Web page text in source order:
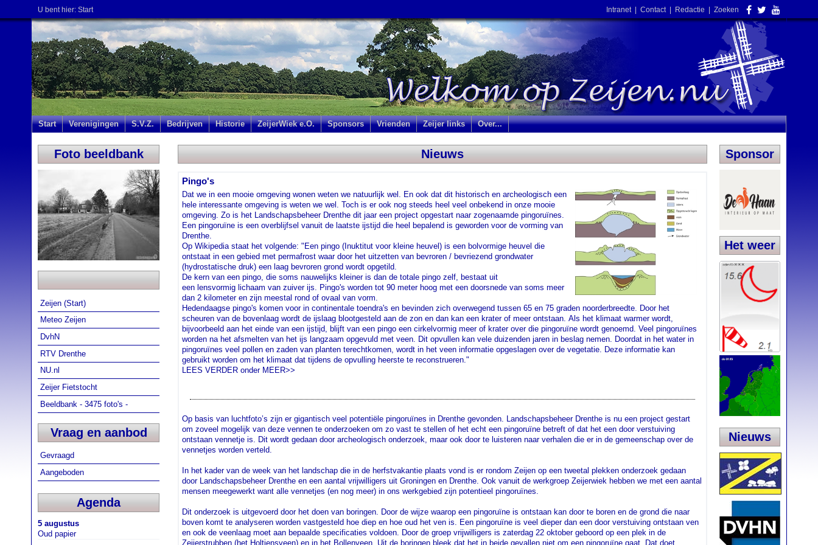
U bent hier: Start Intranet| Contact| Redactie Zoeken
Start Verenigingen S.V.Z. Bedrijven Historie ZeijerWiek e.O. Sponsors Vrienden Zeijer links Over...
Foto beeldbank
Zeijen (Start)
Meteo Zeijen
DvhN
RTV Drenthe
NU.nl
Zeijer Fietstocht
Beeldbank - 3475 foto's -
Vraag en aanbod
Gevraagd
Aangeboden
Agenda
5 augustus
Oud papier
Sponsor
Het weer
Nieuws
Nieuws
Pingo's
Dat we in een mooie omgeving wonen weten we natuurlijk wel. En ook dat dit historisch en archeologisch een
hele interessante omgeving is weten we wel. Toch is er ook nog steeds heel veel onbekend in onze mooie
omgeving. Zo is het Landschapsbeheer Drenthe dit jaar een project opgestart naar zogenaamde pingoruïnes.
Een pingoruïne is een overblijfsel vanuit de laatste ijstijd die heel bepalend is geworden voor de vorming van
Drenthe.
Op Wikipedia staat het volgende: "Een pingo (Inuktitut voor kleine heuvel) is een bolvormige heuvel die
ontstaat in een gebied met permafrost waar door het uitzetten van bevroren / bevriezend grondwater
(hydrostatische druk) een laag bevroren grond wordt opgetild.
De kern van een pingo, die soms nauwelijks kleiner is dan de totale pingo zelf, bestaat uit
een lensvormig lichaam van zuiver ijs. Pingo's worden tot 90 meter hoog met een doorsnede van soms meer
dan 2 kilometer en zijn meestal rond of ovaal van vorm.
Hedendaagse pingo's komen voor in continentale toendra's en bevinden zich overwegend tussen 65 en 75 graden noorderbreedte. Door het
scheuren van de bovenlaag wordt de ijslaag blootgesteld aan de zon en dan kan een krater of meer ontstaan. Als het klimaat warmer wordt,
bijvoorbeeld aan het einde van een ijstijd, blijft van een pingo een cirkelvormig meer of krater over die pingoruïne wordt genoemd. Veel pingoruïnes
worden na het afsmelten van het ijs langzaam opgevuld met veen. Dit opvullen kan vele duizenden jaren in beslag nemen. Doordat in het water in
pingoruïnes veel pollen en zaden van planten terechtkomen, wordt in het veen informatie opgeslagen over de vegetatie. Deze informatie kan
gebruikt worden om het klimaat dat tijdens de opvulling heerste te reconstrueren."
LEES VERDER onder MEER>>
Op basis van luchtfoto’s zijn er gigantisch veel potentiële pingoruïnes in Drenthe gevonden. Landschapsbeheer Drenthe is nu een project gestart
om zoveel mogelijk van deze vennen te onderzoeken om zo vast te stellen of het echt een pingoruïne betreft of dat het een door verstuiving
ontstaan vennetje is. Dit wordt gedaan door archeologisch onderzoek, maar ook door te luisteren naar verhalen die er in de gemeenschap over de
vennetjes worden verteld.
In het kader van de week van het landschap die in de herfstvakantie plaats vond is er rondom Zeijen op een tweetal plekken onderzoek gedaan
door Landschapsbeheer Drenthe en een aantal vrijwilligers uit Groningen en Drenthe. Ook vanuit de werkgroep Zeijerwiek hebben we met een aantal
mensen meegewerkt want alle vennetjes (en nog meer) in ons werkgebied zijn potentieel pingoruïnes.
Dit onderzoek is uitgevoerd door het doen van boringen. Door de wijze waarop een pingoruïne is ontstaan kan door te boren en de grond die naar
boven komt te analyseren worden vastgesteld hoe diep en hoe oud het ven is. Een pingoruïne is veel dieper dan een door verstuiving ontstaan ven
en ook de veenlaag moet aan bepaalde specificaties voldoen. Door de groep vrijwilligers is zaterdag 22 oktober geboord op een plek in de
Zeijerstrubben (het Holtiensveen) en in het Bollenveen. Uit de boringen bleek dat het in beide gevallen niet om een pingoruïne gaat. Dat doet